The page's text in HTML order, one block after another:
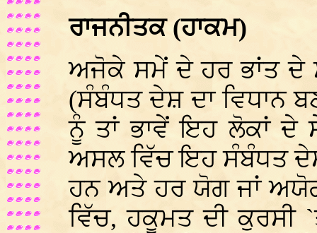
ਰਾਜਨੀਤਕ (ਹਾਕਮ)
ਅਜੋਕੇ ਸਮੇਂ ਦੇ ਹਰ ਭਾਂਤ ਦੇ
(ਸੰਬੰਧਤ ਦੇਸ਼ ਦਾ ਵਿਧਾਨ
ਨੂੰ ਤਾਂ ਭਾਵੇਂ ਇਹ ਲੋਕਾਂ ਦੇ
ਅਸਲ ਵਿੱਚ ਇਹ ਸੰਬੰਧਤ
ਹਨ ਅਤੇ ਹਰ ਯੋਗ ਜਾਂ
ਵਿੱਚ, ਹਕੂਮਤ ਦੀ ਕੁਰਸੀ